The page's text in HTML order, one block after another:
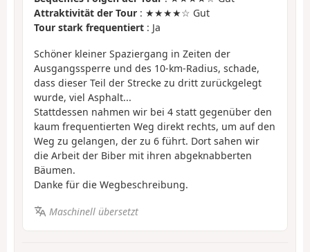
Attraktivität der Tour : ★★★★☆ Gut
Tour stark frequentiert : Ja
Schöner kleiner Spaziergang in Zeiten der
Ausgangssperre und des 10-km-Radius, schade,
dass dieser Teil der Strecke zu dritt zurückgelegt
wurde, viel Asphalt...
Stattdessen nahmen wir bei 4 statt gegenüber den
kaum frequentierten Weg direkt rechts, um auf den
Weg zu gelangen, der zu 6 führt. Dort sahen wir
die Arbeit der Biber mit ihren abgeknabberten
Bäumen.
Danke für die Wegbeschreibung.
Maschinell übersetzt